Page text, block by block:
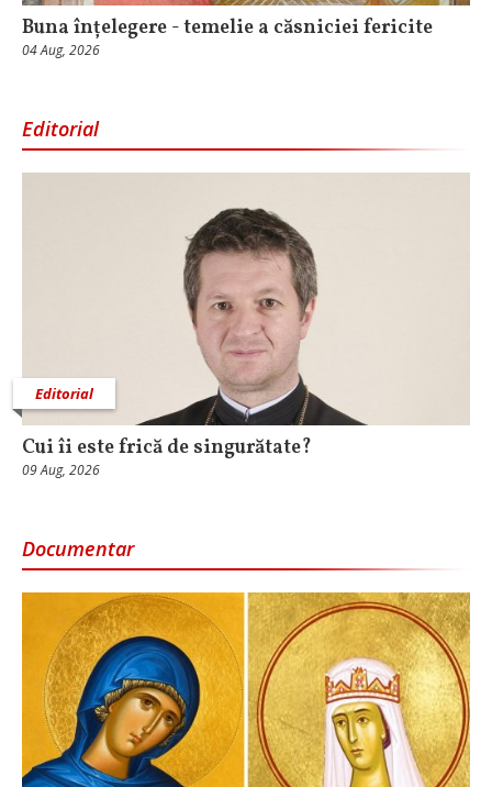
Buna înțelegere - temelie a căsniciei fericite
04 Aug, 2026
Editorial
Editorial
Cui îi este frică de singurătate?
09 Aug, 2026
Documentar